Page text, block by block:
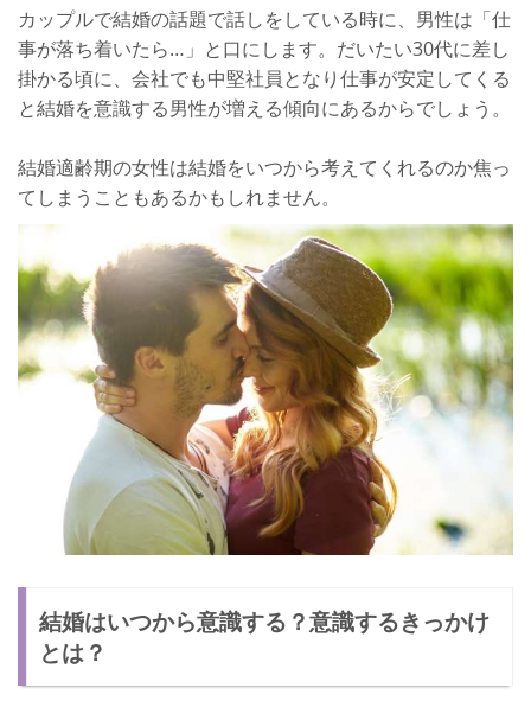
カップルで結婚の話題で話しをしている時に、男性は「仕
事が落ち着いたら…」と口にします。だいたい30代に差し
掛かる頃に、会社でも中堅社員となり仕事が安定してくる
と結婚を意識する男性が増える傾向にあるからでしょう。
結婚適齢期の女性は結婚をいつから考えてくれるのか焦っ
てしまうこともあるかもしれません。
結婚はいつから意識する？意識するきっかけ
とは？